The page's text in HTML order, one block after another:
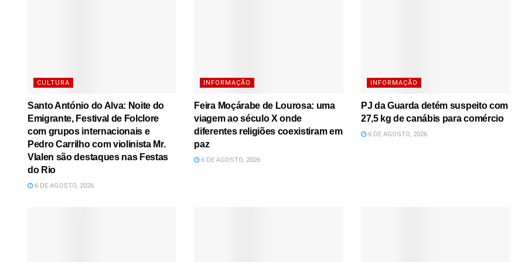
CULTURA
Santo António do Alva: Noite do
Emigrante, Festival de Folclore
com grupos internacionais e
Pedro Carrilho com violinista Mr.
Vlalen são destaques nas Festas
do Rio
6 DE AGOSTO, 2026
INFORMAÇÃO
Feira Moçárabe de Lourosa: uma
viagem ao século X onde
diferentes religiões coexistiram em
paz
6 DE AGOSTO, 2026
INFORMAÇÃO
PJ da Guarda detém suspeito com
27,5 kg de canábis para comércio
6 DE AGOSTO, 2026